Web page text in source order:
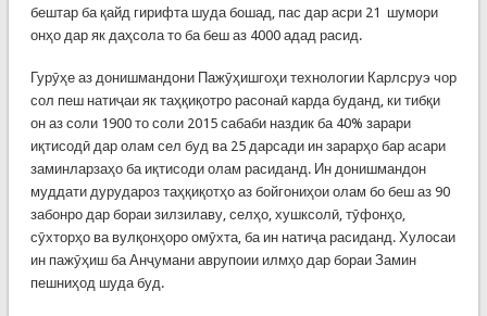
бештар ба қайд гирифта шуда бошад, пас дар асри 21 шумори
онҳо дар як даҳсола то ба беш аз 4000 адад расид.
Гурӯҳе аз донишмандони Пажӯҳишгоҳи технологии Карлсруэ чор
сол пеш натиҷаи як таҳқиқотро расонаӣ карда буданд, ки тибқи
он аз соли 1900 то соли 2015 сабаби наздик ба 40% зарари
иқтисодӣ дар олам сел буд ва 25 дарсади ин зарарҳо бар асари
заминларзаҳо ба иқтисоди олам расиданд. Ин донишмандон
муддати дурудароз таҳқиқотҳо аз бойгониҳои олам бо беш аз 90
забонро дар бораи зилзилаву, селҳо, хушксолӣ, тӯфонҳо,
сӯхторҳо ва вулқонҳоро омӯхта, ба ин натиҷа расиданд. Хулосаи
ин пажӯҳиш ба Анҷумани аврупоии илмҳо дар бораи Замин
пешниҳод шуда буд.